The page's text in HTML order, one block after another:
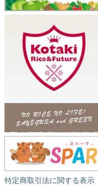
特定商取引法に関する表示